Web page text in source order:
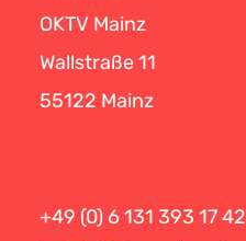
OKTV Mainz
Wallstraße 11
55122 Mainz
+49 (0) 6 131 393 17 42